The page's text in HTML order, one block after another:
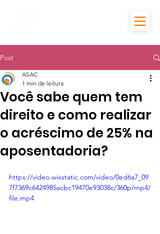
Post
Você sabe quem tem
direito e como realizar
o acréscimo de 25% na
aposentadoria?
ASAC
1 min de leitura
https://video.wixstatic.com/video/0ed6a7_09
7f7369c6424985acbc19470e93038c/360p/mp4/
file.mp4